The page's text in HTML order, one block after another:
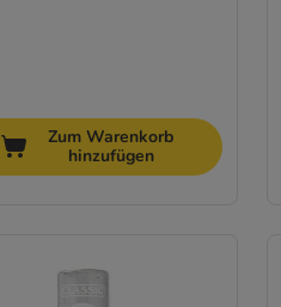
Zum Warenkorb
hinzufügen